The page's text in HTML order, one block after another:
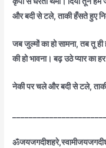
और बदी से टले, ताकी हँसते हुए
जब जुल्मों का हो सामना, तब तू
की हो भावना। बढ़ उठे प्यार का
नेकी पर चले और बदी से टले,